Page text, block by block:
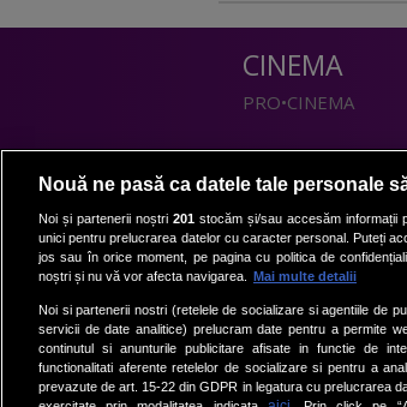
CINEMA
PRO•CINEMA
PRO•TV
Romanii au talent
Vocea Romaniei
Las Fierbinti
La Maruta
Apropo TV
Nouă ne pasă ca datele tale personale
Noi și partenerii noștri 201stocăm și/sau accesăm informații
unici pentru prelucrarea datelor cu caracter personal. Puteți
jos sau în orice moment, pe pagina cu politica de
noștri și nu vă vor afecta navigarea.
Mai multe detalii
Noi si partenerii nostri (retelele de socializare si agentiile de
servicii de date analitice) prelucram date pentru a permite
continutul si anunturile publicitare afisate in functie de
functionalitati aferente retelelor de socializare si pentru a
prevazute de art. 15-22 din GDPR in legatura cu prelucrarea